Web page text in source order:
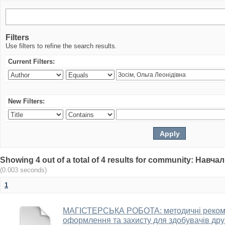
Filters
Use filters to refine the search results.
Current Filters:
New Filters:
Showing 4 out of a total of 4 results for community:
(0.003 seconds)
1
МАГІСТЕРСЬКА РОБОТА: методичні
оформлення та захисту для здобувачів